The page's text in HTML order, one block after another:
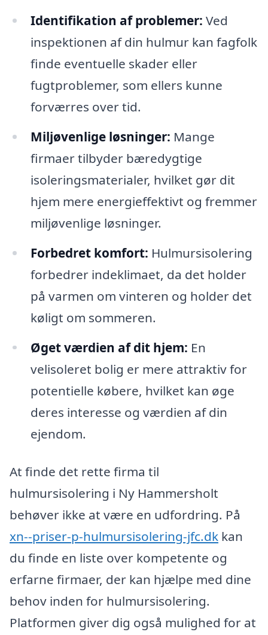
Identifikation af problemer: Ved
inspektionen af din hulmur kan fagfolk
finde eventuelle skader eller
fugtproblemer, som ellers kunne
forværres over tid.
Miljøvenlige løsninger: Mange
firmaer tilbyder bæredygtige
isoleringsmaterialer, hvilket gør dit
hjem mere energieffektivt og fremmer
miljøvenlige løsninger.
Forbedret komfort: Hulmursisolering
forbedrer indeklimaet, da det holder
på varmen om vinteren og holder det
køligt om sommeren.
Øget værdien af dit hjem: En
velisoleret bolig er mere attraktiv for
potentielle købere, hvilket kan øge
deres interesse og værdien af din
ejendom.
At finde det rette firma til
hulmursisolering i Ny Hammersholt
behøver ikke at være en udfordring. På
xn--priser-p-hulmursisolering-jfc.dk kan
du finde en liste over kompetente og
erfarne firmaer, der kan hjælpe med dine
behov inden for hulmursisolering.
Platformen giver dig også mulighed for at